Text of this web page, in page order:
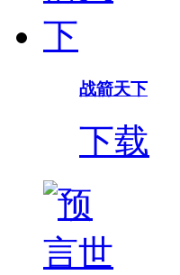
战箭天下
下载